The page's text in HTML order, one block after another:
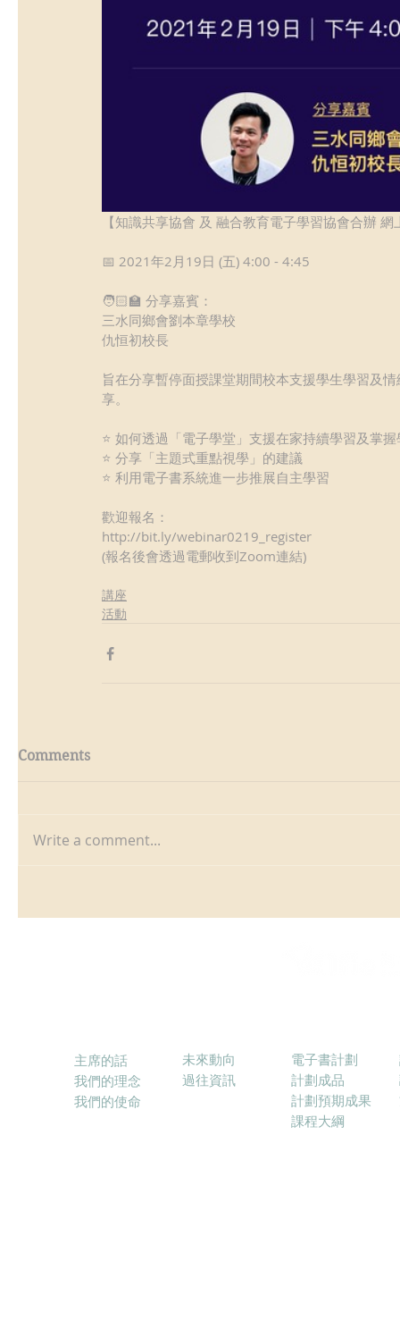
【知識共享協會 及 融合教育電子學習協會合辦
📅 2021年2月19日 (五) 4:00 - 4:45
🧑🏻‍🏫 分享嘉賓：
三水同鄉會劉本章學校
仇恒初校長
旨在分享暫停面授課堂期間校本支援學生學習及
享。
⭐ 如何透過「電子學堂」支援在家持續學習及掌
⭐ 分享「主題式重點視學」的建議
⭐ 利用電子書系統進一步推展自主學習
歡迎報名：
http://bit.ly/webinar0219_register
(報名後會透過電郵收到Zoom連結)
講座
活動
Comments
Write a comment...
主席的話
我們的理念
我們的使命
未來動向
過往資訊
電子書計劃
計劃成品
計劃預期成果
課程大綱